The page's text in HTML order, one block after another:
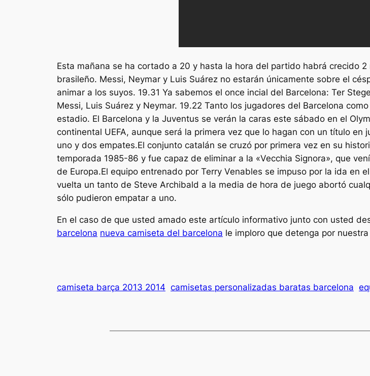
Esta mañana se ha cortado a 20 y hasta la hora del partido habrá crecido
brasileño. Messi, Neymar y Luis Suárez no estarán únicamente sobre el
animar a los suyos. 19.31 Ya sabemos el once incial del Barcelona: Ter
Messi, Luis Suárez y Neymar. 19.22 Tanto los jugadores del Barcelona
estadio. El Barcelona y la Juventus se verán la caras este sábado en el
continental UEFA, aunque será la primera vez que lo hagan con un título
uno y dos empates.El conjunto catalán se cruzó por primera vez en su
temporada 1985-86 y fue capaz de eliminar a la «Vecchia Signora», que
de Europa.El equipo entrenado por Terry Venables se impuso por la ida en
vuelta un tanto de Steve Archibald a la media de hora de juego abortó
sólo pudieron empatar a uno.
En el caso de que usted amado este artículo informativo junto con usted
barcelona nueva camiseta del barcelona le imploro que detenga por
camiseta barça 2013 2014 camisetas personalizadas baratas barcelona